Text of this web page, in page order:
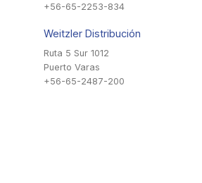
+56-65-2253-834
Weitzler Distribución
Ruta 5 Sur 1012
Puerto Varas
+56-65-2487-200